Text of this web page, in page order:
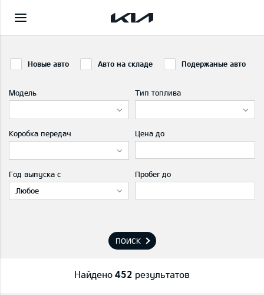
Новые авто Авто на складе Подержаные авто
Модель Тип топлива
Коробка передач Цена до
Год выпуска с
Любое
Пробег до
ПОИСК
Найдено 452 результатов